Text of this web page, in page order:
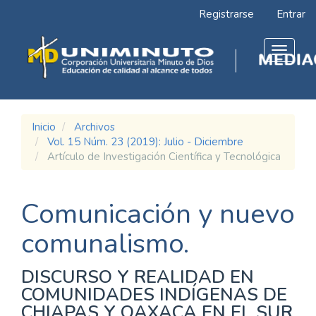
Contenido
principal
Barra
lateral
Registrarse Entrar
Toggle
Inicio
Archivos
Vol. 15 Núm. 23 (2019): Julio - Diciembre
Artículo de Investigación Científica y Tecnológica
Comunicación y nuevo
comunalismo.
DISCURSO Y REALIDAD EN
COMUNIDADES INDÍGENAS DE